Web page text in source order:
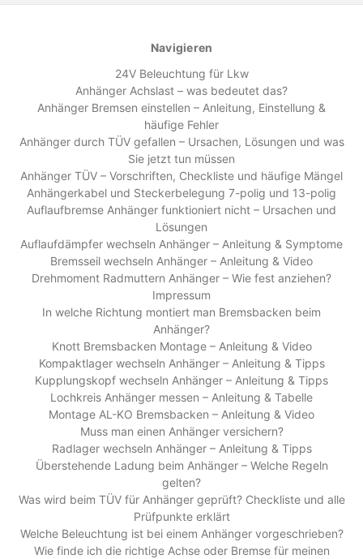
Navigieren
24V Beleuchtung für Lkw
Anhänger Achslast – was bedeutet das?
Anhänger Bremsen einstellen – Anleitung, Einstellung &
häufige Fehler
Anhänger durch TÜV gefallen – Ursachen, Lösungen und was
Sie jetzt tun müssen
Anhänger TÜV – Vorschriften, Checkliste und häufige Mängel
Anhängerkabel und Steckerbelegung 7-polig und 13-polig
Auflaufbremse Anhänger funktioniert nicht – Ursachen und
Lösungen
Auflaufdämpfer wechseln Anhänger – Anleitung & Symptome
Bremsseil wechseln Anhänger – Anleitung & Video
Drehmoment Radmuttern Anhänger – Wie fest anziehen?
Impressum
In welche Richtung montiert man Bremsbacken beim
Anhänger?
Knott Bremsbacken Montage – Anleitung & Video
Kompaktlager wechseln Anhänger – Anleitung & Tipps
Kupplungskopf wechseln Anhänger – Anleitung & Tipps
Lochkreis Anhänger messen – Anleitung & Tabelle
Montage AL-KO Bremsbacken – Anleitung & Video
Muss man einen Anhänger versichern?
Radlager wechseln Anhänger – Anleitung & Tipps
Überstehende Ladung beim Anhänger – Welche Regeln
gelten?
Was wird beim TÜV für Anhänger geprüft? Checkliste und alle
Prüfpunkte erklärt
Welche Beleuchtung ist bei einem Anhänger vorgeschrieben?
Wie finde ich die richtige Achse oder Bremse für meinen